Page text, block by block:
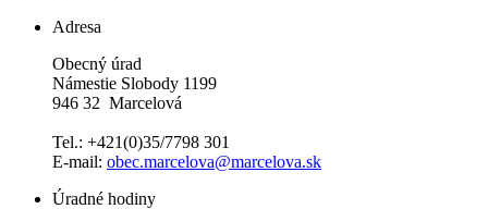
Adresa
Obecný úrad
Námestie Slobody 1199
946 32 Marcelová
Tel.: +421(0)35/7798 301
E-mail: obec.marcelova@marcelova.sk
Úradné hodiny